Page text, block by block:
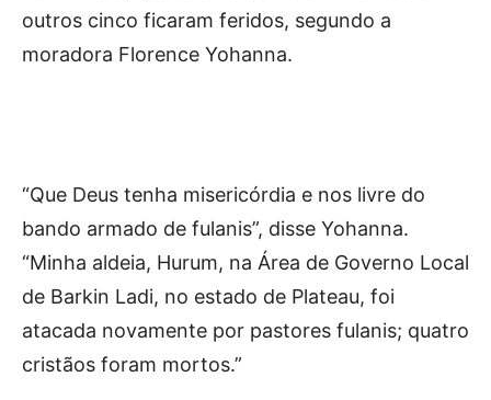
outros cinco ficaram feridos, segundo a
moradora Florence Yohanna.
“Que Deus tenha misericórdia e nos livre do
bando armado de fulanis”, disse Yohanna.
“Minha aldeia, Hurum, na Área de Governo Local
de Barkin Ladi, no estado de Plateau, foi
atacada novamente por pastores fulanis; quatro
cristãos foram mortos.”